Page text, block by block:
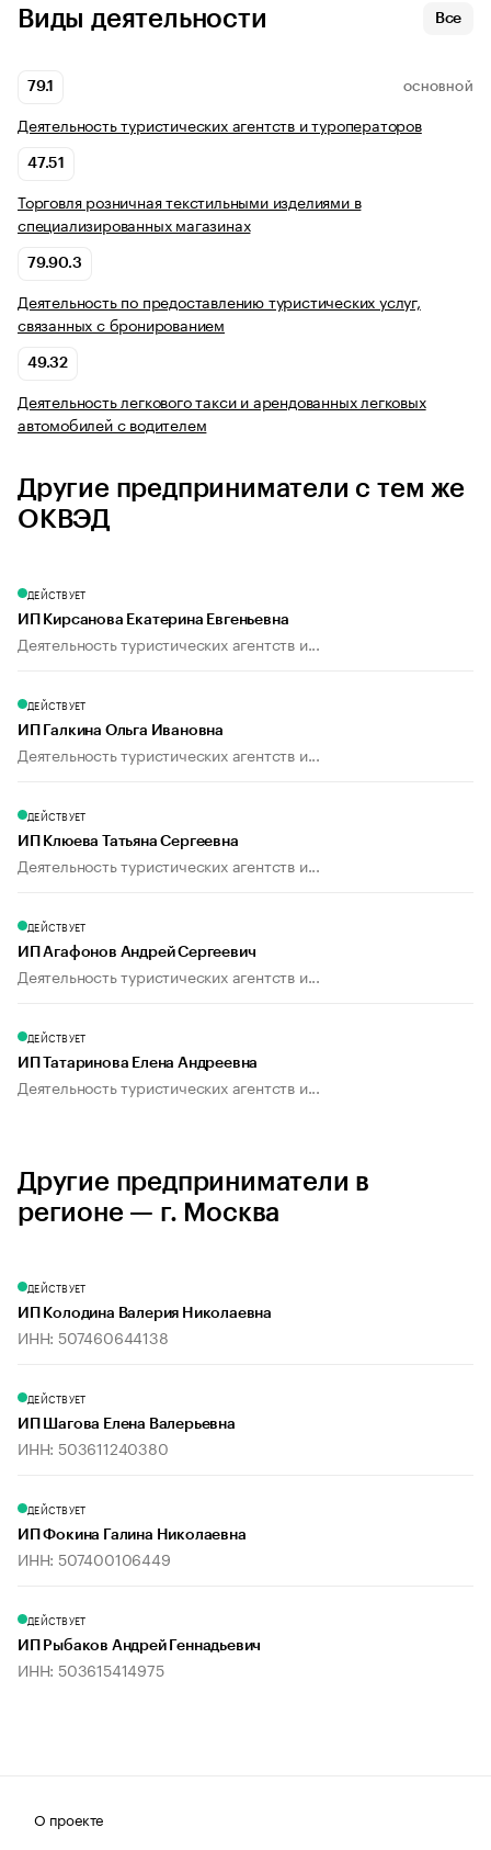
Виды деятельности Все
79.1 ОСНОВНОЙ
Деятельность туристических агентств и туроператоров
47.51
Торговля розничная текстильными изделиями в
специализированных магазинах
79.90.3
Деятельность по предоставлению туристических услуг,
связанных с бронированием
49.32
Деятельность легкового такси и арендованных легковых
автомобилей с водителем
Другие предприниматели с тем же
ОКВЭД
ДЕЙСТВУЕТ
ИП Кирсанова Екатерина Евгеньевна
Деятельность туристических агентств и...
ДЕЙСТВУЕТ
ИП Галкина Ольга Ивановна
Деятельность туристических агентств и...
ДЕЙСТВУЕТ
ИП Клюева Татьяна Сергеевна
Деятельность туристических агентств и...
ДЕЙСТВУЕТ
ИП Агафонов Андрей Сергеевич
Деятельность туристических агентств и...
ДЕЙСТВУЕТ
ИП Татаринова Елена Андреевна
Деятельность туристических агентств и...
Другие предприниматели в
регионе — г. Москва
ДЕЙСТВУЕТ
ИП Колодина Валерия Николаевна
ИНН: 507460644138
ДЕЙСТВУЕТ
ИП Шагова Елена Валерьевна
ИНН: 503611240380
ДЕЙСТВУЕТ
ИП Фокина Галина Николаевна
ИНН: 507400106449
ДЕЙСТВУЕТ
ИП Рыбаков Андрей Геннадьевич
ИНН: 503615414975
О проекте